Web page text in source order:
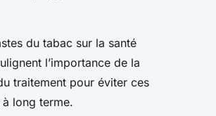
du tabac sur la santé
l’importance de la
traitement pour éviter ces
long terme.